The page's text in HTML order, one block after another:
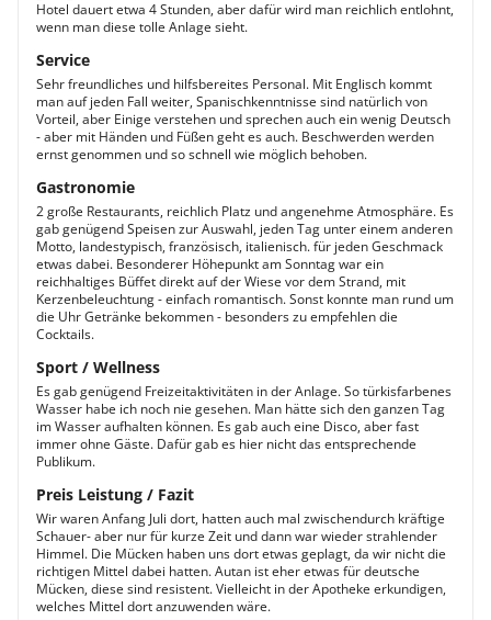
Hotel dauert etwa 4 Stunden, aber dafür wird man reichlich entlohnt,
wenn man diese tolle Anlage sieht.
Service
Sehr freundliches und hilfsbereites Personal. Mit Englisch kommt
man auf jeden Fall weiter, Spanischkenntnisse sind natürlich von
Vorteil, aber Einige verstehen und sprechen auch ein wenig Deutsch
- aber mit Händen und Füßen geht es auch. Beschwerden werden
ernst genommen und so schnell wie möglich behoben.
Gastronomie
2 große Restaurants, reichlich Platz und angenehme Atmosphäre. Es
gab genügend Speisen zur Auswahl, jeden Tag unter einem anderen
Motto, landestypisch, französisch, italienisch. für jeden Geschmack
etwas dabei. Besonderer Höhepunkt am Sonntag war ein
reichhaltiges Büffet direkt auf der Wiese vor dem Strand, mit
Kerzenbeleuchtung - einfach romantisch. Sonst konnte man rund um
die Uhr Getränke bekommen - besonders zu empfehlen die
Cocktails.
Sport / Wellness
Es gab genügend Freizeitaktivitäten in der Anlage. So türkisfarbenes
Wasser habe ich noch nie gesehen. Man hätte sich den ganzen Tag
im Wasser aufhalten können. Es gab auch eine Disco, aber fast
immer ohne Gäste. Dafür gab es hier nicht das entsprechende
Publikum.
Preis Leistung / Fazit
Wir waren Anfang Juli dort, hatten auch mal zwischendurch kräftige
Schauer- aber nur für kurze Zeit und dann war wieder strahlender
Himmel. Die Mücken haben uns dort etwas geplagt, da wir nicht die
richtigen Mittel dabei hatten. Autan ist eher etwas für deutsche
Mücken, diese sind resistent. Vielleicht in der Apotheke erkundigen,
welches Mittel dort anzuwenden wäre.